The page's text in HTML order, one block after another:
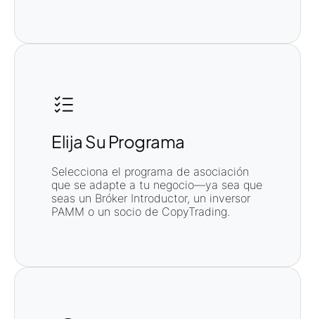
Elija Su Programa
Selecciona el programa de asociación
que se adapte a tu negocio—ya sea que
seas un Bróker Introductor, un inversor
PAMM o un socio de CopyTrading.